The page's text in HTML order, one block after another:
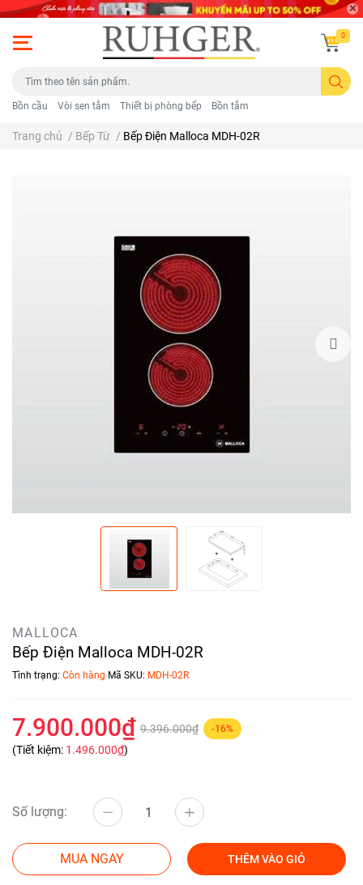
Bồn cầu Vòi sen tắm Thiết bị phòng bếp Bồn tắm
0
Trang chủ / Bếp Từ / Bếp Điện Malloca MDH-02R
MALLOCA
Bếp Điện Malloca MDH-02R
Tình trạng: Còn hàng Mã SKU: MDH-02R
7.900.000₫ 9.396.000₫ -16%
(Tiết kiệm: 1.496.000₫)
Số lượng:
MUA NGAY THÊM VÀO GIỎ